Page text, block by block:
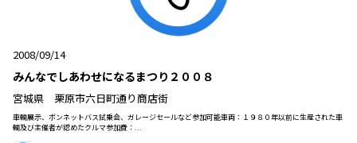
2008/09/14
みんなでしあわせになるまつり２００８
宮城県 栗原市六日町通り商店街
車輌展示、ボンネットバス試乗会、ガレージセールなど参加可能車両：１９８０年以前に生産された車
輌及び主催者が認めたクルマ参加費：...